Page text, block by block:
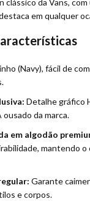
em qualquer
(Navy), fácil de
Detalhe gráfico
da marca.
em algodão
mantendo
Garante
e corpos.